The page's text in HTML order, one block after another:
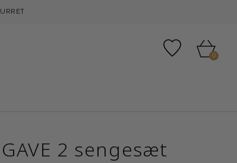
Tilføj til
0
2 sengesæt